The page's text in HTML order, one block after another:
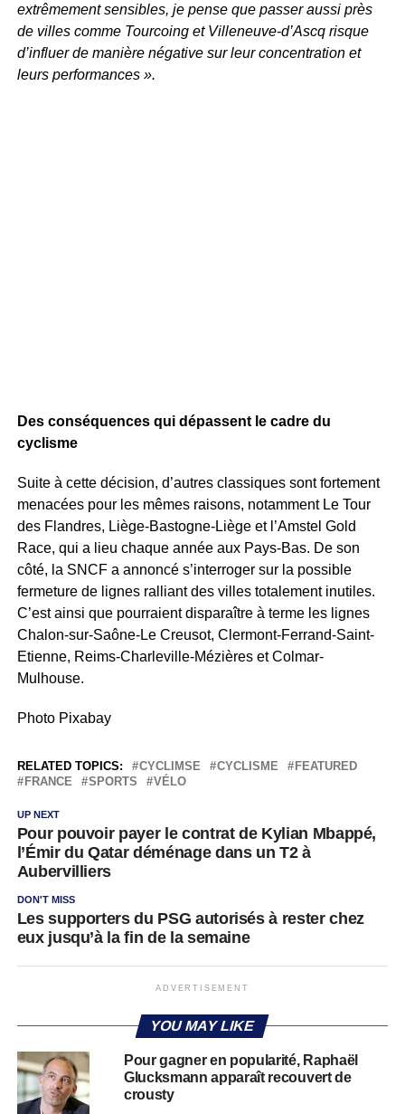
extrêmement sensibles, je pense que passer aussi près
de villes comme Tourcoing et Villeneuve-d’Ascq risque
d’influer de manière négative sur leur concentration et
leurs performances ».
Des conséquences qui dépassent le cadre du
cyclisme
Suite à cette décision, d’autres classiques sont fortement
menacées pour les mêmes raisons, notamment Le Tour
des Flandres, Liège-Bastogne-Liège et l’Amstel Gold
Race, qui a lieu chaque année aux Pays-Bas. De son
côté, la SNCF a annoncé s’interroger sur la possible
fermeture de lignes ralliant des villes totalement inutiles.
C’est ainsi que pourraient disparaître à terme les lignes
Chalon-sur-Saône-Le Creusot, Clermont-Ferrand-Saint-
Etienne, Reims-Charleville-Mézières et Colmar-
Mulhouse.
Photo Pixabay
RELATED TOPICS: CYCLIMSE CYCLISME
FEATURED
FRANCE
SPORTS VÉLO
UP NEXT
Pour pouvoir payer le contrat de Kylian Mbappé,
l’Émir du Qatar déménage dans un T2 à
Aubervilliers
DON'T MISS
Les supporters du PSG autorisés à rester chez
eux jusqu’à la fin de la semaine
ADVERTISEMENT
YOU MAY LIKE
Pour gagner en popularité, Raphaël
Glucksmann apparaît recouvert de
crousty